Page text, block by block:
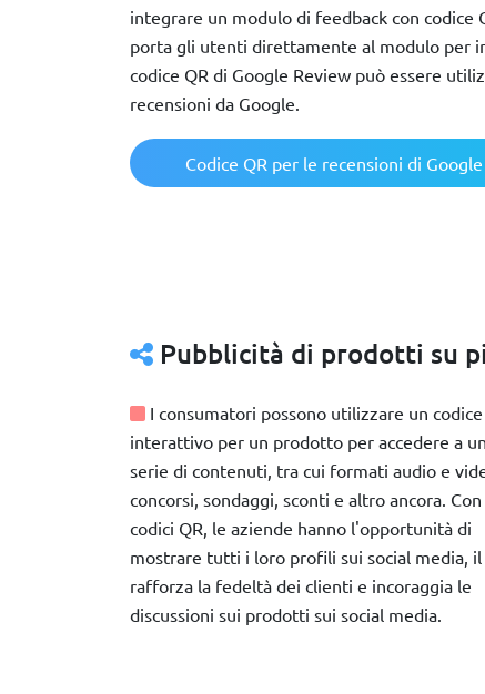
integrare un modulo di feedback con codice
porta gli utenti direttamente al modulo per
codice QR di Google Review può essere
recensioni da Google.
Codice QR per le recensioni di Google
Pubblicità di prodotti su
I consumatori possono utilizzare un codice
interattivo per un prodotto per accedere a
serie di contenuti, tra cui formati audio e
concorsi, sondaggi, sconti e altro ancora. Con
codici QR, le aziende hanno l'opportunità di
mostrare tutti i loro profili sui social media, il
rafforza la fedeltà dei clienti e incoraggia le
discussioni sui prodotti sui social media.